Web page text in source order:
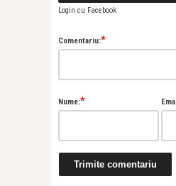
Login cu Facebook
Comentariu:*
Nume:*